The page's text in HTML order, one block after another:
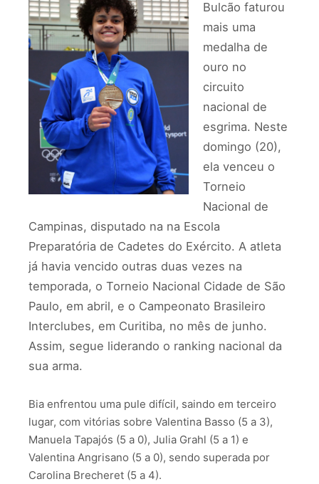
Bulcão faturou
mais uma
medalha de
ouro no
circuito
nacional de
esgrima. Neste
domingo (20),
ela venceu o
Torneio
Nacional de
Campinas, disputado na na Escola
Preparatória de Cadetes do Exército. A atleta
já havia vencido outras duas vezes na
temporada, o Torneio Nacional Cidade de São
Paulo, em abril, e o Campeonato Brasileiro
Interclubes, em Curitiba, no mês de junho.
Assim, segue liderando o ranking nacional da
sua arma.
Bia enfrentou uma pule difícil, saindo em terceiro
lugar, com vitórias sobre Valentina Basso (5 a 3),
Manuela Tapajós (5 a 0), Julia Grahl (5 a 1) e
Valentina Angrisano (5 a 0), sendo superada por
Carolina Brecheret (5 a 4).